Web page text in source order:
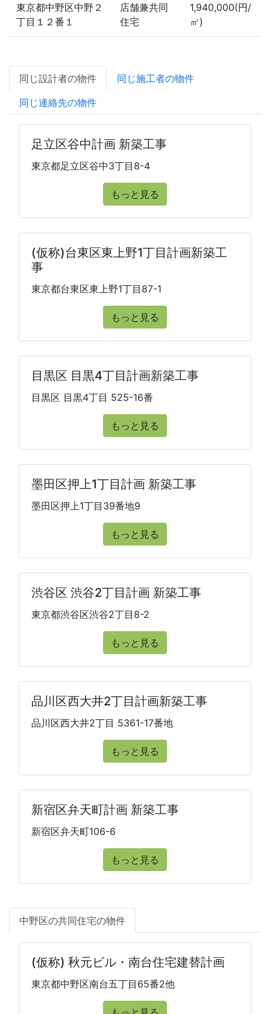
東京都中野区中野２
丁目１２番１
店舗兼共同
住宅
1,940,000(円/
㎡)
同じ設計者の物件
同じ施工者の物件
同じ連絡先の物件
足立区谷中計画 新築工事
東京都足立区谷中3丁目8-4
もっと見る
(仮称)台東区東上野1丁目計画新築工
事
東京都台東区東上野1丁目87-1
もっと見る
目黒区 目黒4丁目計画新築工事
目黒区 目黒4丁目 525-16番
もっと見る
墨田区押上1丁目計画 新築工事
墨田区押上1丁目39番地9
もっと見る
渋谷区 渋谷2丁目計画 新築工事
東京都渋谷区渋谷2丁目8-2
もっと見る
品川区西大井2丁目計画新築工事
品川区西大井2丁目 5361-17番地
もっと見る
新宿区弁天町計画 新築工事
新宿区弁天町106-6
もっと見る
中野区の共同住宅の物件
(仮称) 秋元ビル・南台住宅建替計画
東京都中野区南台五丁目65番2他